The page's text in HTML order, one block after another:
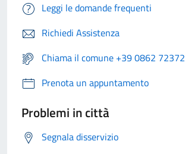
Leggi le domande frequenti
Richiedi Assistenza
Chiama il comune +39 0862 72372
Prenota un appuntamento
Problemi in città
Segnala disservizio